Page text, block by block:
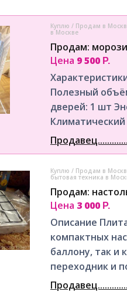
Куплю / Продам в
в Москве
Продам:
Цена 9 500 Р.
Полезный
дверей: 1 шт
Климатический
Куплю / Продам в
бытовая техника в
Продам:
Цена 3 000 Р.
Описание
компактных
баллону, так и
переходник и